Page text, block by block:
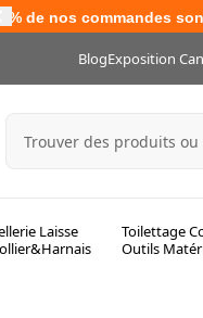
95% de nos commandes
BlogExposition
Laisse
Toilettage
Outils